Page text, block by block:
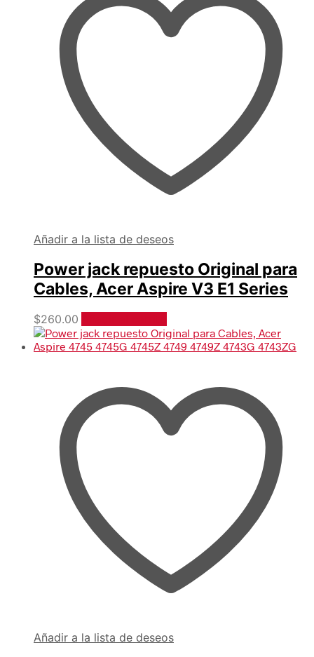
Añadir a la lista de deseos
Power jack repuesto Original para
Cables, Acer Aspire V3 E1 Series
$260.00
Añadir a la lista de deseos